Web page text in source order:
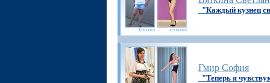
"Каждый кузнец
Гмир София
"Теперь я